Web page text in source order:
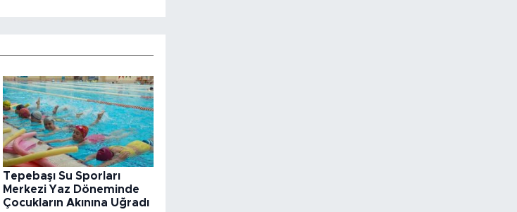
Tepebaşı Su Sporları
Merkezi Yaz Döneminde
Çocukların Akınına Uğradı